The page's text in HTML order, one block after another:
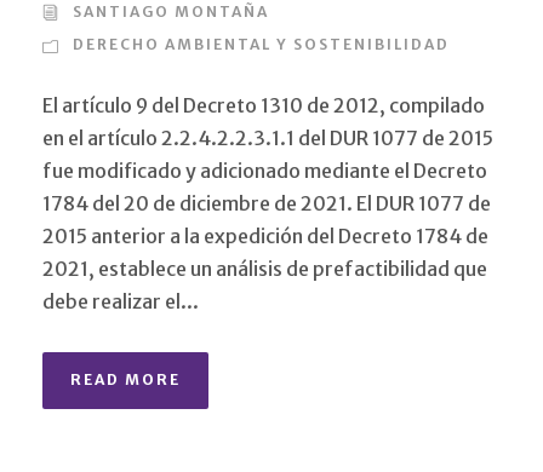
SANTIAGO MONTAÑA
DERECHO AMBIENTAL Y SOSTENIBILIDAD
El artículo 9 del Decreto 1310 de 2012, compilado
en el artículo 2.2.4.2.2.3.1.1 del DUR 1077 de 2015
fue modificado y adicionado mediante el Decreto
1784 del 20 de diciembre de 2021. El DUR 1077 de
2015 anterior a la expedición del Decreto 1784 de
2021, establece un análisis de prefactibilidad que
debe realizar el...
READ MORE